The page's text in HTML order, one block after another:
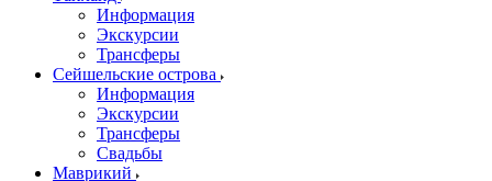
Информация
Экскурсии
Трансферы
Сейшельские острова
Информация
Экскурсии
Трансферы
Свадьбы
Маврикий